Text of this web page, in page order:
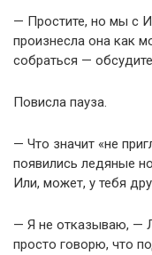
— Простите, но мы с
произнесла она как
собраться —
Повисла пауза.
— Что значит «не
появились ледяные
Или, может, у тебя
— Я не отказываю, —
просто говорю, что